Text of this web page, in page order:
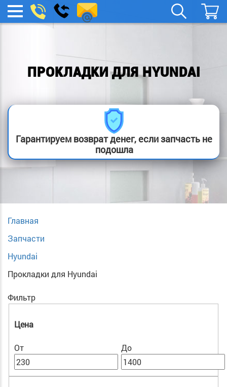
МЕНЮ
boylera@yandex.ru
Заказать
звонок
ПРОКЛАДКИ ДЛЯ HYUNDAI
Гарантируем возврат денег, если запчасть не
подошла
Главная
Запчасти
Hyundai
Прокладки для Hyundai
Фильтр
Цена
От До